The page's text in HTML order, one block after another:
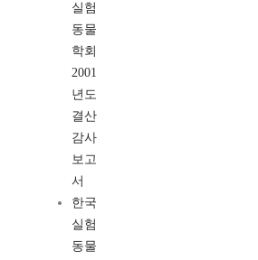
실험
동물
학회
2001
년도
결산
감사
보고
서
한국
실험
동물